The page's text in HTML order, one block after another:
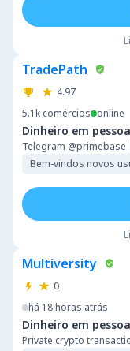
TradePath
4.97
5.1k comércios online
Dinheiro em pessoa
Telegram @primebase
Bem-vindos novos
Multiversity
0
há 18 horas atrás
Dinheiro em pessoa
Private crypto